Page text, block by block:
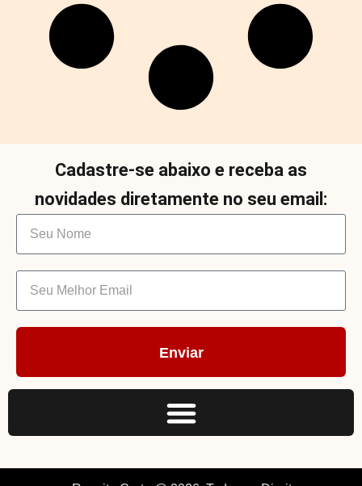
Cadastre-se abaixo e receba as
novidades diretamente no seu email:
Enviar